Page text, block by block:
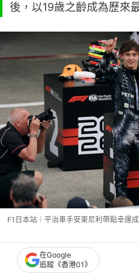
後，以19歲之齡成為歷來
F1日本站︱平治車手安東尼利帶點幸運
平治兩車手起步失利
在Google
追蹤《香港01》